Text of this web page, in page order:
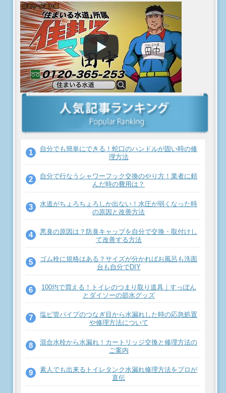
自分でも簡単にできる！蛇口のハンドルが固い時の修
理方法
自分で行なうシャワーフック交換のやり方！業者に頼
んだ時の費用は？
水道がちょろちょろしか出ない！水圧が弱くなった時
の原因と改善方法
悪臭の原因は？防臭キャップを自分で交換・取付けし
て改善する方法
ゴム栓に規格はある？サイズが分かればお風呂も洗面
台も自分でDIY
100均で買える！トイレのつまり取り道具｜すっぽん
とダイソーの節水グッズ
塩ビ管パイプのつなぎ目から水漏れした時の応急処置
や修理方法について
混合水栓から水漏れ！カートリッジ交換と修理方法の
ご案内
素人でも出来るトイレタンク水漏れ修理方法をプロが
直伝